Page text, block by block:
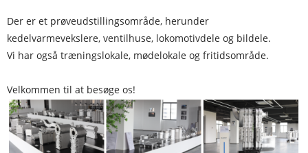
Der er et prøveudstillingsområde, herunder
kedelvarmevekslere, ventilhuse, lokomotivdele og bildele.
Vi har også træningslokale, mødelokale og fritidsområde.
Velkommen til at besøge os!